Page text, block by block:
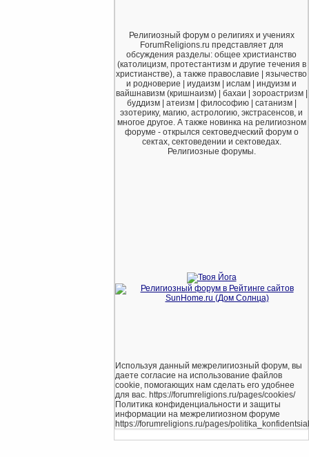
Религиозный форум о религиях и учениях
ForumReligions.ru представляет для
обсуждения разделы: общее христианство
(католицизм, протестантизм и другие течения в
христианстве), а также православие | язычество
и родноверие | иудаизм | ислам | индуизм и
вайшнавизм (кришнаизм) | бахаи | зороастризм |
буддизм | атеизм | философию | сатанизм |
эзотерику, магию, астрологию, экстрасенсов, и
многое другое. А также новинка на религиозном
форуме - открылся сектоведческий форум о
сектах, сектоведении и сектоведах.
Религиозные форумы.
Используя данный межрелигиозный форум, вы
даете согласие на использование файлов
cookie, помогающих нам сделать его удобнее
для вас. https://forumreligions.ru/pages/cookies/
Политика конфиденциальности и защиты
информации на межрелигиозном форуме
https://forumreligions.ru/pages/